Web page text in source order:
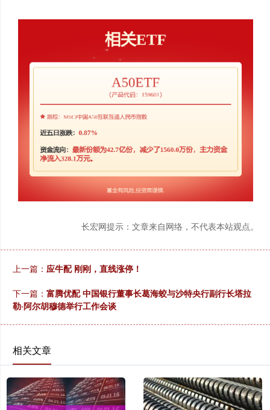
长宏网提示：文章来自网络，不代表本站观点。
上一篇： 应牛配 刚刚，直线涨停！
下一篇： 富腾优配 中国银行董事长葛海蛟与沙特央行副行长塔拉
勒·阿尔胡穆德举行工作会谈
相关文章